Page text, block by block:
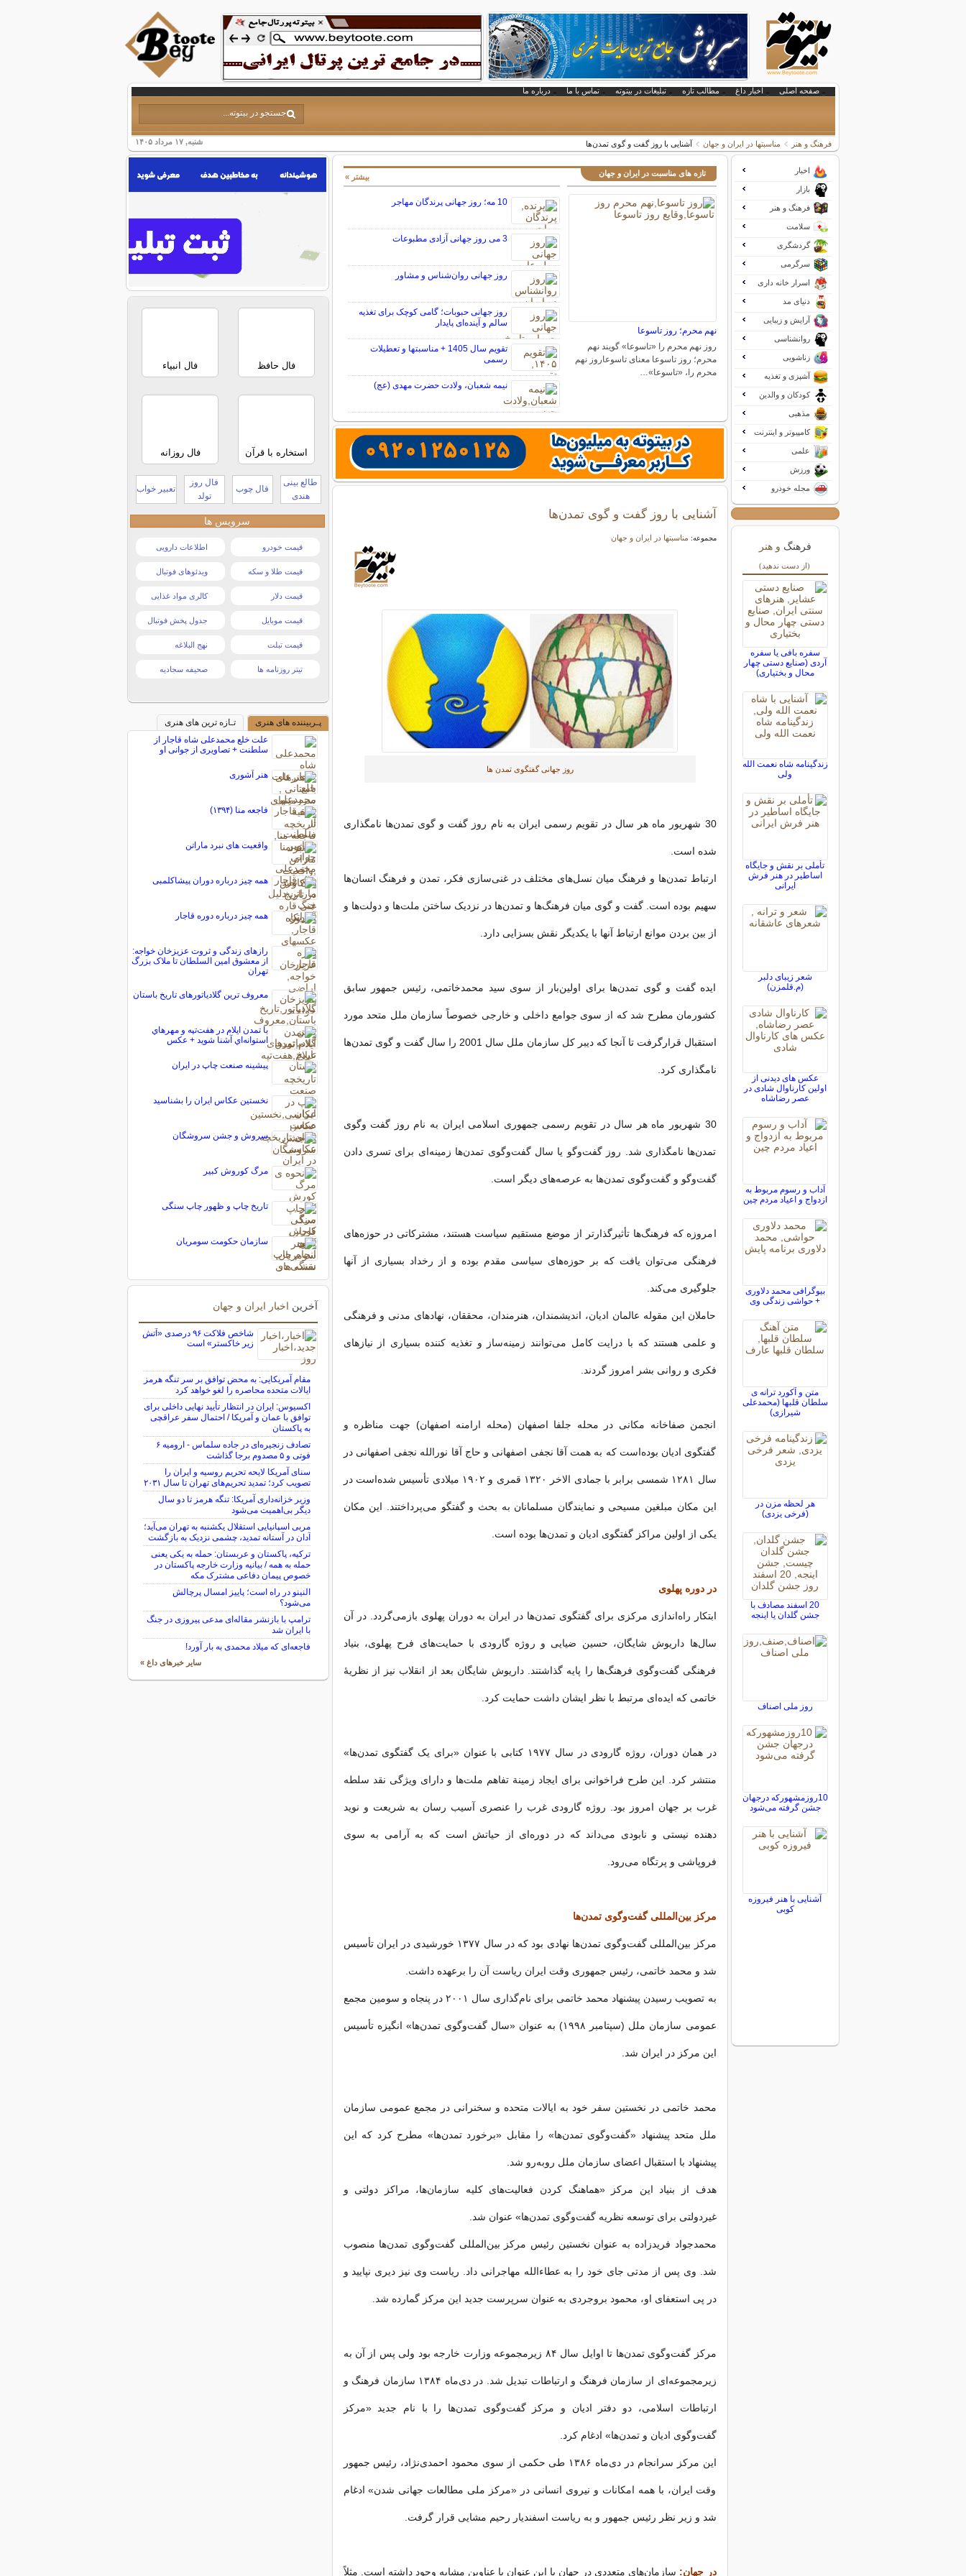
صفحه اصلی اخبار داغ مطالب تازه تبلیغات در بیتوته تماس با ما درباره ما
شنبه, ۱۷ مرداد ۱۴۰۵ فرهنگ و هنر مناسبتها در ایران و جهان آشنایی با روز گفت و گوی تمدن‌ها
تازه های مناسبت در ایران و جهان
نهم محرم؛ روز تاسوعا
روز نهم محرم را «‌تاسوعا‌» گویند نهم
محرم؛ روز تاسوعا معنای تاسوعاروز نهم
محرم را، «‌تاسوعا‌»…
10 مه؛ روز جهانی پرندگان مهاجر
3 می روز جهانی آزادی مطبوعات
روز جهانی روان‌شناس و مشاور
روز جهانی حبوبات؛ گامی کوچک برای تغذیه
سالم و آینده‌ای پایدار
تقویم سال 1405 + مناسبتها و تعطیلات
رسمی
نیمه شعبان، ولادت حضرت مهدی (عج)
بیشتر »
آشنایی با روز گفت و گوی تمدن‌ها
مجموعه: مناسبتها در ایران و جهان
روز جهانی گفتگوی تمدن ها
30 شهریور ماه هر سال در تقویم رسمی ایران به نام روز گفت و گوی تمدن‌ها نامگذاری
شده است.
ارتباط تمدن‌ها و فرهنگ میان نسل‌های مختلف در غنی‌سازی فکر، تمدن و فرهنگ انسان‌ها
سهیم بوده است. گفت و گوی میان فرهنگ‌ها و تمدن‌ها در نزدیک ساختن ملت‌ها و دولت‌ها و
از بین بردن موانع ارتباط آنها با یکدیگر نقش بسزایی دارد.
ایده گفت و گوی تمدن‌ها برای اولین‌بار از سوی سید محمدخاتمی، رئیس جمهور سابق
کشورمان مطرح شد که از سوی جوامع داخلی و خارجی خصوصاً سازمان ملل متحد مورد
استقبال قرارگرفت تا آنجا که دیبر کل سازمان ملل سال 2001 را سال گفت و گوی تمدن‌ها
نامگذاری کرد.
30 شهریور ماه هر سال در تقویم رسمی جمهوری اسلامی ایران به نام روز گفت وگوی
تمدن‌ها نامگذاری شد. روز گفت‌وگو یا سال گفت‌وگوی تمدن‌ها زمینه‌ای برای تسری دادن
گفت‌وگو و گفت‌وگوی تمدن‌ها به عرصه‌های دیگر است.
امروزه که فرهنگ‌ها تأثیرگذارتر از موضع مستقیم سیاست هستند، مشترکاتی در حوزه‌های
فرهنگی می‌توان یافت که بر حوزه‌های سیاسی مقدم بوده و از رخداد بسیاری از آنها
جلوگیری می‌کند.
حاملان این مقوله عالمان ادیان، اندیشمندان، هنرمندان، محققان، نهادهای مدنی و فرهنگی
و علمی هستند که با درایت کامل می‌توانند زمینه‌ساز و تغذیه کننده بسیاری از نیازهای
فکری و روانی بشر امروز گردند.
انجمن صفاخانه مکانی در محله جلفا اصفهان (محله ارامنه اصفهان) جهت مناظره و
گفتگوی ادیان بوده‌است که به همت آقا نجفی اصفهانی و حاج آقا نورالله نجفی اصفهانی در
سال ۱۲۸۱ شمسی برابر با جمادی الاخر ۱۳۲۰ قمری و ۱۹۰۲ میلادی تأسیس شده‌است در
این مکان مبلغین مسیحی و نمایندگان مسلمانان به بحث و گفتگو می‌پرداختند. این مکان
یکی از اولین مراکز گفتگوی ادیان و تمدن‌ها بوده است.
در دوره پهلوی
ابتکار راه‌اندازی مرکزی برای گفتگوی تمدن‌ها در ایران به دوران پهلوی بازمی‌گردد. در آن
سال‌ها داریوش شایگان، حسین ضیایی و روژه گارودی با حمایت‌های فرح پهلوی، بنیاد
فرهنگی گفت‌وگوی فرهنگ‌ها را پایه گذاشتند. داریوش شایگان بعد از انقلاب نیز از نظریهٔ
خاتمی که ایده‌ای مرتبط با نظر ایشان داشت حمایت کرد.
در همان دوران، روژه گارودی در سال ۱۹۷۷ کتابی با عنوان «برای یک گفتگوی تمدن‌ها»
منتشر کرد. این طرح فراخوانی برای ایجاد زمینة تفاهم ملت‌ها و دارای ویژگی نقد سلطه
غرب بر جهان امروز بود. روژه گارودی غرب را عنصری آسیب رسان به شریعت و نوید
دهنده نیستی و نابودی می‌داند که در دوره‌ای از حیاتش است که به آرامی به سوی
فروپاشی و پرتگاه می‌رود.
مرکز بین‌المللی گفت‌وگوی تمدن‌ها
مرکز بین‌المللی گفت‌وگوی تمدن‌ها نهادی بود که در سال ۱۳۷۷ خورشیدی در ایران تأسیس
شد و محمد خاتمی، رئیس جمهوری وقت ایران ریاست آن را برعهده داشت.
به تصویب رسیدن پیشنهاد محمد خاتمی برای نام‌گذاری سال ۲۰۰۱ در پنجاه و سومین مجمع
عمومی سازمان ملل (سپتامبر ۱۹۹۸) به عنوان «سال گفت‌وگوی تمدن‌ها» انگیزه تأسیس
این مرکز در ایران شد.
محمد خاتمی در نخستین سفر خود به ایالات متحده و سخنرانی در مجمع عمومی سازمان
ملل متحد پیشنهاد «گفت‌وگوی تمدن‌ها» را مقابل «برخورد تمدن‌ها» مطرح کرد که این
پیشنهاد با استقبال اعضای سازمان ملل روبه‌رو شد.
هدف از بنیاد این مرکز «هماهنگ کردن فعالیت‌های کلیه سازمان‌ها، مراکز دولتی و
غیردولتی برای توسعه نظریه گفت‌وگوی تمدن‌ها» عنوان شد.
محمدجواد فریدزاده به عنوان نخستین رئیس مرکز بین‌المللی گفت‌وگوی تمدن‌ها منصوب
شد. وی پس از مدتی جای خود را به عطاءالله مهاجرانی داد. ریاست وی نیز دیری نپایید و
در پی استعفای او، محمود بروجردی به عنوان سرپرست جدید این مرکز گمارده شد.
مرکز گفت‌وگوی تمدن‌ها تا اوایل سال ۸۴ زیرمجموعه وزارت خارجه بود ولی پس از آن به
زیرمجموعه‌ای از سازمان فرهنگ و ارتباطات تبدیل شد. در دی‌ماه ۱۳۸۴ سازمان فرهنگ و
ارتباطات اسلامی، دو دفتر ادیان و مرکز گفت‌وگوی تمدن‌ها را با نام جدید «مرکز
گفت‌وگوی ادیان و تمدن‌ها» ادغام کرد.
این مرکز سرانجام در دی‌ماه ۱۳۸۶ طی حکمی از سوی محمود احمدی‌نژاد، رئیس جمهور
وقت ایران، با همه امکانات و نیروی انسانی در «مرکز ملی مطالعات جهانی شدن» ادغام
شد و زیر نظر رئیس جمهور و به ریاست اسفندیار رحیم مشایی قرار گرفت.
در جهان: سازمان‌های متعددی در جهان با این عنوان یا عناوین مشابه وجود داشته است. مثلاً
اخبار
بازار
فرهنگ و هنر
سلامت
گردشگری
سرگرمی
اسرار خانه داری
دنیای مد
آرایش و زیبایی
روانشناسی
زناشویی
آشپزی و تغذیه
کودکان و والدین
مذهبی
کامپیوتر و اینترنت
علمی
ورزش
مجله خودرو
فرهنگ و هنر
(از دست ندهید)
سفره بافی یا سفره
آردی (صنایع دستی چهار
محال و بختیاری)
زندگینامه شاه نعمت الله
ولی
تأملی بر نقش و جایگاه
اساطیر در هنر فرش
ایرانی
شعر زیبای دلبر
(م.قلمزن)
عکس های دیدنی از
اولین کارناوال‌ شادی در
عصر رضاشاه
آداب و رسوم مربوط به
ازدواج و اعیاد مردم چین
بیوگرافی محمد دلاوری
+ حواشی زندگی وی
متن و آکورد ترانه ی
سلطان قلبها (محمدعلی
شیرازی)
هر لحظه مزن در
(فرخی یزدی)
20 اسفند مصادف با
جشن گلدان یا اینجه
روز ملی اصناف
10روزمشهورکه درجهان
جشن گرفته می‌شود
آشنایی با هنر فیروزه
کوبی
فال حافظ فال انبیاء
استخاره با قرآن فال روزانه
طالع بینی
هندی
فال چوب
فال روز
تولد
تعبیر خواب
سرویس ها
قیمت خودرو اطلاعات دارویی
قیمت طلا و سکه ویدئوهای فوتبال
قیمت دلار کالری مواد غذایی
قیمت موبایل جدول پخش فوتبال
قیمت تبلت نهج البلاغه
تیتر روزنامه ها صحیفه سجادیه
پـربیننده های هنری
تـازه ترین های هنری
علت خلع محمدعلی شاه قاجار از
سلطنت + تصاویری از جوانی او
هنر آشوری
فاجعه منا (۱۳۹۴)
واقعیت های نبرد ماراتن
همه چیز درباره دوران پیشاکلمبی
همه چیز درباره دوره قاجار
رازهای زندگی و ثروت عزیزخان خواجه:
از معشوق امین السلطان تا ملاک بزرگ
تهران
معروف ترین گلادیاتورهای تاریخ باستان
با تمدن ايلام در هفت‌تپه و مهرهاي
استوانه‌اي آشنا شويد + عكس
پیشینه صنعت چاپ در ایران
نخستین عکاس ایران را بشناسید
سروش و جشن سروشگان
مرگ کوروش کبیر
تاریخ چاپ و ظهور چاپ سنگی
سازمان حکومت سومریان
آخرین اخبار ایران و جهان
شاخص فلاکت ۹۶ درصدی «آتش
زیر خاکستر» است
مقام آمریکایی: به محض توافق بر سر تنگه هرمز
ایالات متحده محاصره را لغو خواهد کرد
اکسیوس: ایران در انتظار تأیید نهایی داخلی برای
توافق با عمان و آمریکا / احتمال سفر عراقچی
به پاکستان
تصادف زنجیره‌ای در جاده سلماس - ارومیه ۶
فوتی و ۵ مصدوم برجا گذاشت
سنای آمریکا لایحه تحریم روسیه و ایران را
تصویب کرد؛ تمدید تحریم‌های تهران تا سال ۲۰۳۱
وزیر خزانه‌داری آمریکا: تنگه هرمز تا دو سال
دیگر بی‌اهمیت می‌شود
مربی اسپانیایی استقلال یکشنبه به تهران می‌آید؛
آدان در آستانه تمدید، چشمی نزدیک به بازگشت
ترکیه، پاکستان و عربستان: حمله به یکی یعنی
حمله به همه / بیانیه وزارت خارجه پاکستان در
خصوص پیمان دفاعی مشترک مکه
النینو در راه است؛ پاییز امسال پرچالش
می‌شود؟
ترامپ با بازنشر مقاله‌ای مدعی پیروزی در جنگ
با ایران شد
فاجعه‌ای که میلاد محمدی به بار آورد!
سایر خبرهای داغ »